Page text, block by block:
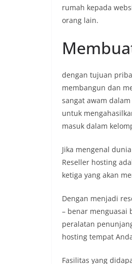
rumah kepada
orang lain.
dengan tujuan
membangun dan
sangat awam
untuk
masuk dalam
Jika mengenal dunia
Reseller hosting
ketiga yang akan
Dengan menjadi
– benar menguasai
peralatan
hosting tempat
Fasilitas yang